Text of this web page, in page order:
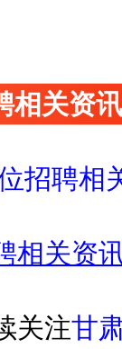
相关资
招聘相
相关资
关注甘